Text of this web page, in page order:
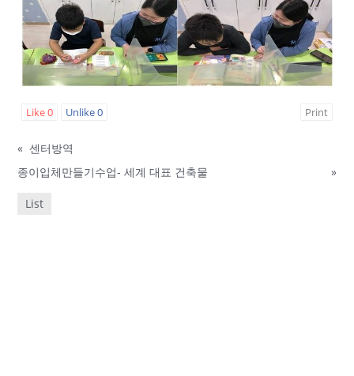
Like0 Unlike0 Print
« 센터방역
종이입체만들기수업- 세계 대표 건축물
»
List